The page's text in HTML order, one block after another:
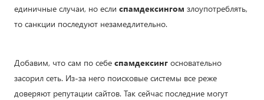
единичные случаи, но если спамдексингом злоупотреблять,
то санкции последуют незамедлительно.
Добавим, что сам по себе спамдексинг основательно
засорил сеть. Из-за него поисковые системы все реже
доверяют репутации сайтов. Так сейчас последние могут